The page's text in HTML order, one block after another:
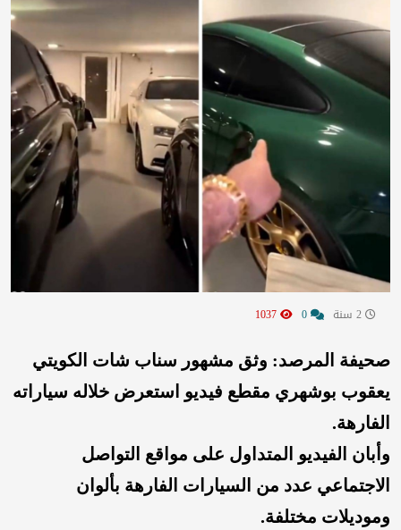
صحيفة المرصد: وثق مشهور سناب شات الكويتي
يعقوب بوشهري مقطع فيديو استعرض خلاله سياراته
الفارهة.
وأبان الفيديو المتداول على مواقع التواصل
الاجتماعي عدد من السيارات الفارهة بألوان
وموديلات مختلفة.